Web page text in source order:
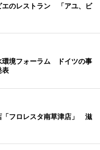
エのレストラン 「アユ、ビ
環境フォーラム ドイツの事
表
「フロレスタ南草津店」 滋